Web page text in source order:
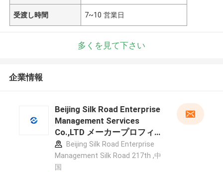
受渡し時間 7~10 営業日
多くを見て下さい
企業情報
Beijing Silk Road Enterprise
Management Services
Co.,LTD メーカープロフィー
ル
Beijing Silk Road Enterprise
Management Silk Road 217th ,中
国